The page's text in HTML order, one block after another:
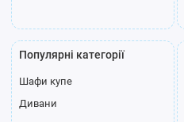
Популярні категорії
Шафи купе
Дивани